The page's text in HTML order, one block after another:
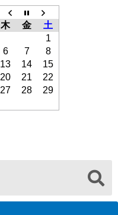
木 金
土
1
6 7
8
13 14
15
20 21
22
27 28
29